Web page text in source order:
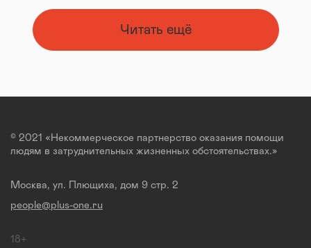
Читать ещё
© 2021 «Некоммерческое партнерство оказания помощи
людям в затруднительных жизненных обстоятельствах.»
Москва, ул. Плющиха, дом 9 стр. 2
people@plus-one.ru
18+